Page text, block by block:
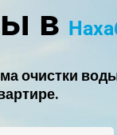
в
очистки